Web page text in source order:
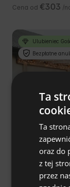
Cena od €303 /
Ulubieniec
Bezpłatne
Sielsko -
godzinę od
Ta
Ta
oraz do
z tej
przez